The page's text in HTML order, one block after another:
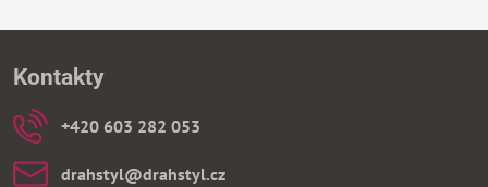
Kontakty
+420 603 282 053
drahstyl​@drahstyl​.cz